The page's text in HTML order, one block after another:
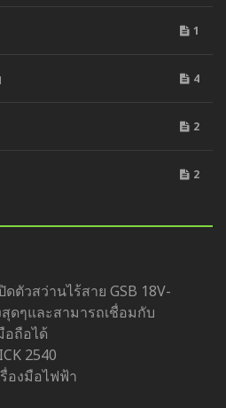
1
4
2
2
ดตัวสว่านไร้สาย GSB 18V-
สุดๆและสามารถเชื่อมกับ
ถือได้
2540
องมือไฟฟ้า